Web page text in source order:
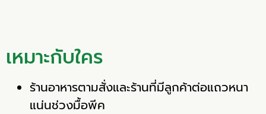
เหมาะกับใคร
ร้านอาหารตามสั่งและร้านที่มีลูกค้าต่อแถวหนา
แน่นช่วงมื้อพีค